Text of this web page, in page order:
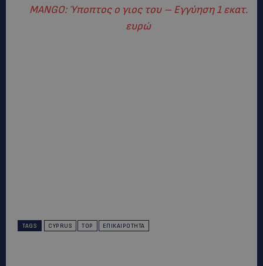
MANGO: Ύποπτος ο γιος του – Εγγύηση 1 εκατ.
ευρώ
TAGS CYPRUS TOP ΕΠΙΚΑΙΡΌΤΗΤΑ